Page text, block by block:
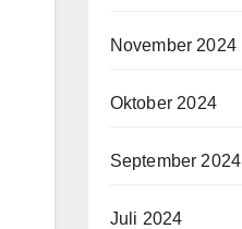
November 2024
Oktober 2024
September 2024
Juli 2024